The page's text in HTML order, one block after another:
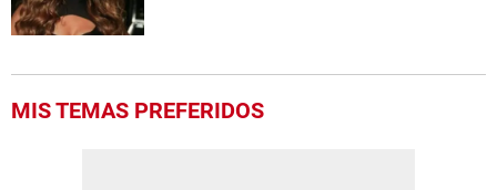
MIS TEMAS PREFERIDOS